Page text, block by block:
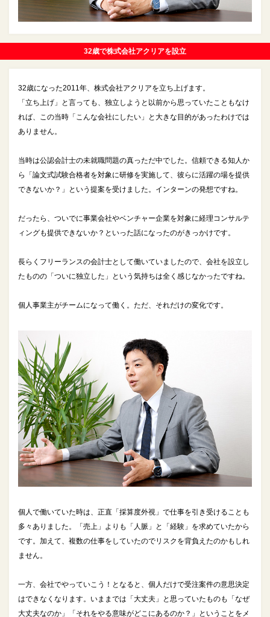
32歳で株式会社アクリアを設立
32歳になった2011年、株式会社アクリアを立ち上げます。
「立ち上げ」と言っても、独立しようと以前から思っていたこともなけ
れば、この当時「こんな会社にしたい」と大きな目的があったわけでは
ありません。
当時は公認会計士の未就職問題の真っただ中でした。信頼できる知人か
ら「論文式試験合格者を対象に研修を実施して、彼らに活躍の場を提供
できないか？」という提案を受けました。インターンの発想ですね。
だったら、ついでに事業会社やベンチャー企業を対象に経理コンサルテ
ィングも提供できないか？といった話になったのがきっかけです。
長らくフリーランスの会計士として働いていましたので、会社を設立し
たものの「ついに独立した」という気持ちは全く感じなかったですね。
個人事業主がチームになって働く。ただ、それだけの変化です。
個人で働いていた時は、正直「採算度外視」で仕事を引き受けることも
多々ありました。「売上」よりも「人脈」と「経験」を求めていたから
です。加えて、複数の仕事をしていたのでリスクを背負えたのかもしれ
ません。
一方、会社でやっていこう！となると、個人だけで受注案件の意思決定
はできなくなります。いままでは「大丈夫」と思っていたものも「なぜ
大丈夫なのか」「それをやる意味がどこにあるのか？」ということをメ